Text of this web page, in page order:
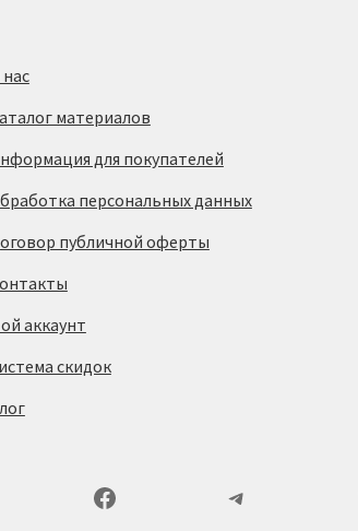
материалов
для покупателей
персональных данных
публичной оферты
аккаунт
скидок
Facebook Telegram